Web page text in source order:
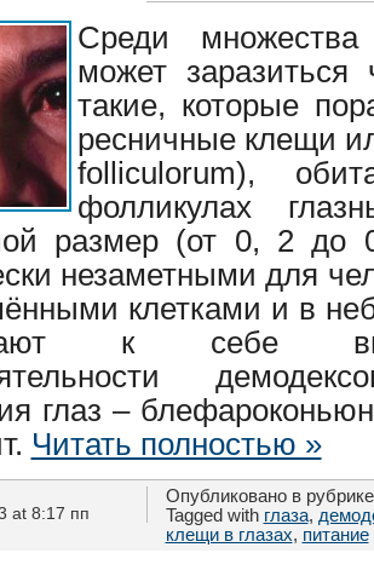
Среди множества
может заразиться
такие, которые
ресничные клещи
folliculorum),
фолликулах
размер (от 0, 2 до
незаметными для
клетками и в
к себе
глаз –
Читать полностью »
at 8:17 пп
Опубликовано в
Tagged with глаза,
клещи в глазах, питание